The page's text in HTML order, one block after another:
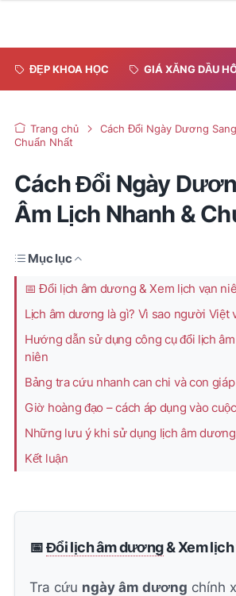
ĐẸP KHOA HỌC GIÁ XĂNG DẦU
Trang chủ
Cách Đổi Ngày Dương
Chuẩn Nhất
Cách Đổi Ngày
Âm Lịch Nhanh &
Mục lục
📅 Đổi lịch âm dương & Xem lịch vạn
Lịch âm dương là gì? Vì sao người Việt
Hướng dẫn sử dụng công cụ đổi lịch
niên
Bảng tra cứu nhanh can chi và con
Giờ hoàng đạo – cách áp dụng vào
Những lưu ý khi sử dụng lịch âm
Kết luận
📅Đổi lịch âm dương& Xem
Tra cứu ngày âm dương chính